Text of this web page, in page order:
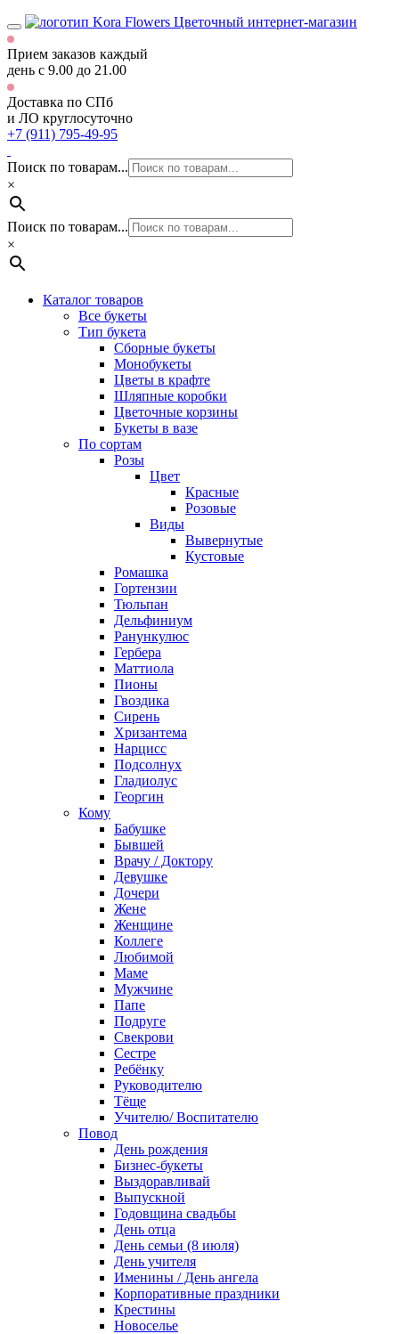
Цветочный интернет-магазин
Прием заказов каждый
день с 9.00 до 21.00
Доставка по СПб
и ЛО круглосуточно
+7 (911) 795-49-95
Поиск по товарам...
×
Поиск по товарам...
×
Каталог товаров
Все букеты
Тип букета
Сборные букеты
Монобукеты
Цветы в крафте
Шляпные коробки
Цветочные корзины
Букеты в вазе
По сортам
Розы
Цвет
Красные
Розовые
Виды
Вывернутые
Кустовые
Ромашка
Гортензии
Тюльпан
Дельфиниум
Ранункулюс
Гербера
Маттиола
Пионы
Гвоздика
Сирень
Хризантема
Нарцисс
Подсолнух
Гладиолус
Георгин
Кому
Бабушке
Бывшей
Врачу / Доктору
Девушке
Дочери
Жене
Женщине
Коллеге
Любимой
Маме
Мужчине
Папе
Подруге
Свекрови
Сестре
Ребёнку
Руководителю
Тёще
Учителю/ Воспитателю
Повод
День рождения
Бизнес-букеты
Выздоравливай
Выпускной
Годовщина свадьбы
День отца
День семьи (8 июля)
День учителя
Именины / День ангела
Корпоративные праздники
Крестины
Новоселье